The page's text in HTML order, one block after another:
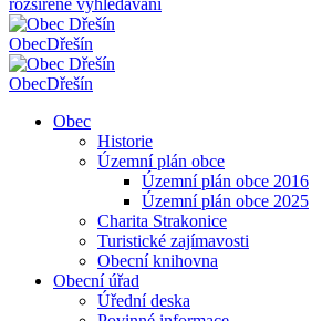
rozšířené vyhledávání
ObecDřešín
ObecDřešín
Obec
Historie
Územní plán obce
Územní plán obce 2016
Územní plán obce 2025
Charita Strakonice
Turistické zajímavosti
Obecní knihovna
Obecní úřad
Úřední deska